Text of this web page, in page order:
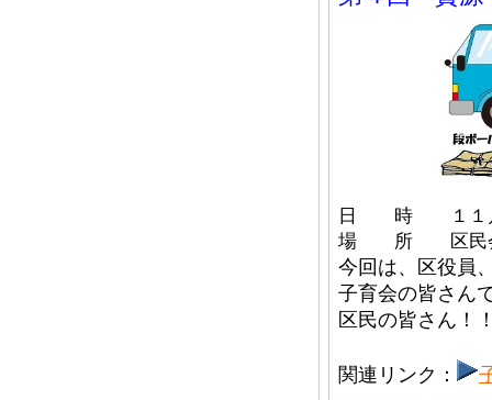
日 時 １１月
場 所 区民
今回は、区役員
子育会の皆さん
区民の皆さん！
関連リンク：